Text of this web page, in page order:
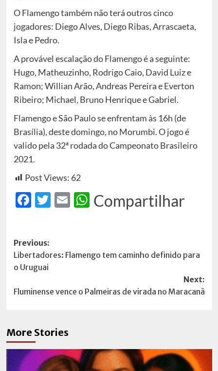
O Flamengo também não terá outros cinco
jogadores: Diego Alves, Diego Ribas, Arrascaeta,
Isla e Pedro.
A provável escalação do Flamengo é a seguinte:
Hugo, Matheuzinho, Rodrigo Caio, David Luiz e
Ramon; Willian Arão, Andreas Pereira e Everton
Ribeiro; Michael, Bruno Henrique e Gabriel.
Flamengo e São Paulo se enfrentam às 16h (de
Brasília), deste domingo, no Morumbi. O jogo é
valido pela 32ª rodada do Campeonato Brasileiro
2021.
Post Views: 62
Facebook
Twitter
EmailWhatsApp
Compartilhar
Post
navigation
Previous:
Libertadores: Flamengo tem caminho definido para
o Uruguai
Next:
Fluminense vence o Palmeiras de virada no Maracanã
More Stories